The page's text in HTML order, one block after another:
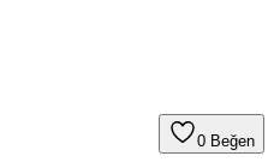
0 Beğen